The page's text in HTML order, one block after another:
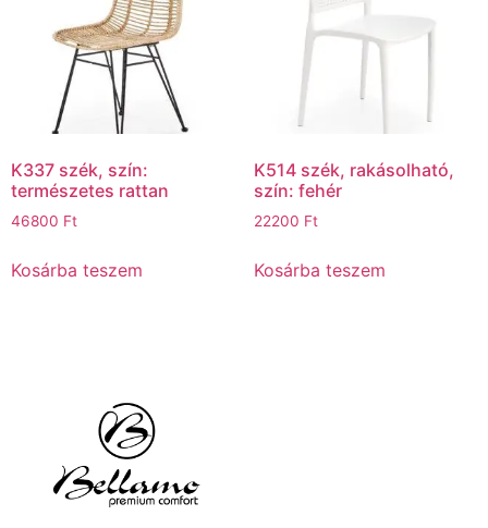
K337 szék, szín:
természetes rattan
46800 Ft
Kosárba teszem
K514 szék, rakásolható,
szín: fehér
22200 Ft
Kosárba teszem